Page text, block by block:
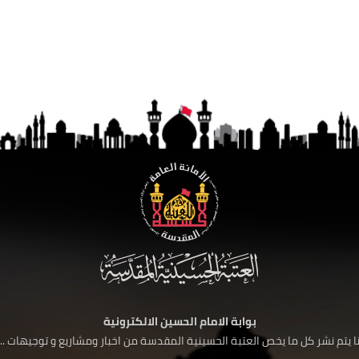
بوابة الامام الحسين الالكترونية
يتم نشر كل ما يخص العتبة الحسينية المقدسة من اخبار ومشاريع و توجيهات